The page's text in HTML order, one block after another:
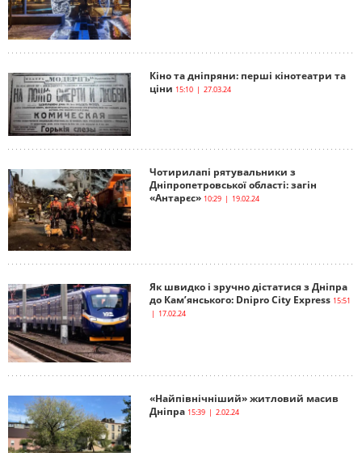
Кіно та дніпряни: перші кінотеатри та
ціни 15:10 | 27.03.24
Чотирилапі рятувальники з
Дніпропетровської області: загін
«Антарєс» 10:29 | 19.02.24
Як швидко і зручно дістатися з Дніпра
до Кам’янського: Dnipro City Express 15:51
| 17.02.24
«Найпівнічніший» житловий масив
Дніпра 15:39 | 2.02.24